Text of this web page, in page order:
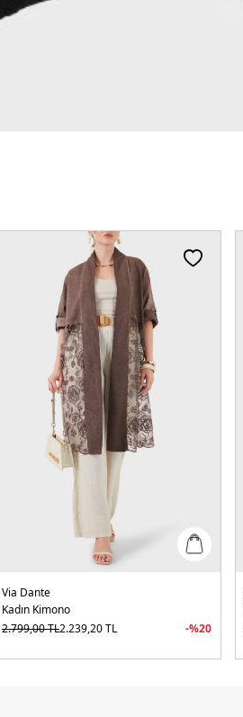
Via Dante
Kadın Kimono
2.799,00TL2.239,20TL -%20